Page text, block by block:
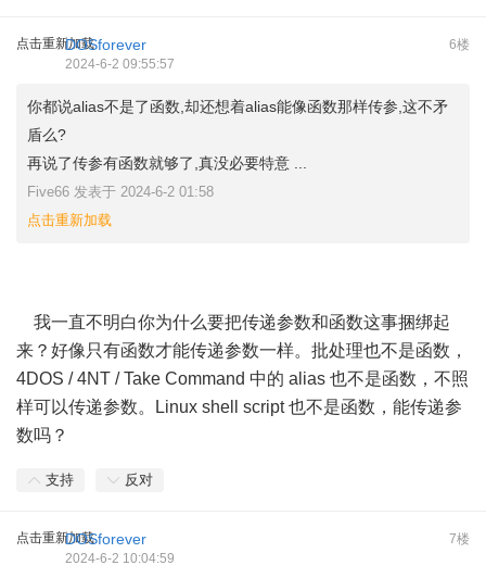
点击重新加载 6楼
DOSforever
2024-6-2 09:55:57
你都说alias不是了函数,却还想着alias能像函数那样传参,这不矛
盾么?
再说了传参有函数就够了,真没必要特意 ...
Five66 发表于 2024-6-2 01:58
点击重新加载
我一直不明白你为什么要把传递参数和函数这事捆绑起
来？好像只有函数才能传递参数一样。批处理也不是函数，
4DOS / 4NT / Take Command 中的 alias 也不是函数，不照
样可以传递参数。Linux shell script 也不是函数，能传递参
数吗？
支持 反对
点击重新加载 7楼
DOSforever
2024-6-2 10:04:59